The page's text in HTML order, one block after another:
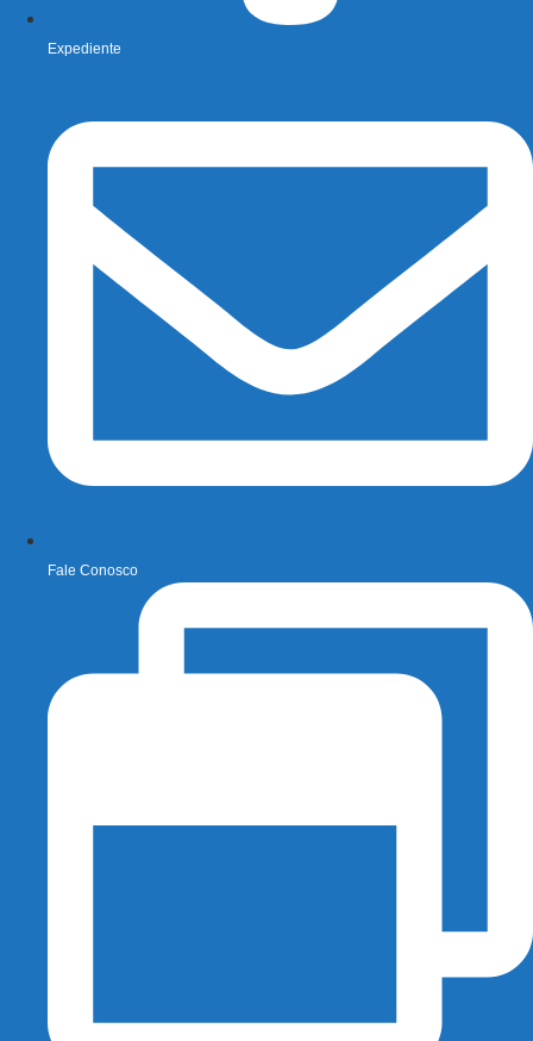
Expediente
Fale Conosco